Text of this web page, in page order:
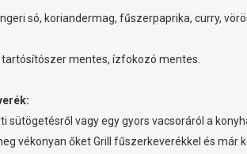
só, koriandermag, fűszerpaprika, curry,
mentes, ízfokozó mentes.
sütögetésről vagy egy gyors vacsoráról a
vékonyan őket Grill fűszerkeverékkel és már